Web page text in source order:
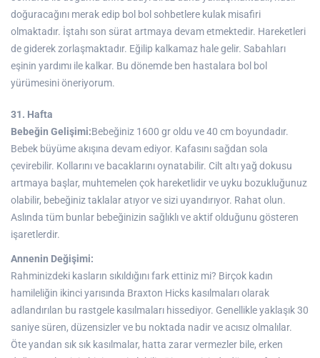
doğuracağını merak edip bol bol sohbetlere kulak misafiri
olmaktadır. İştahı son sürat artmaya devam etmektedir. Hareketleri
de giderek zorlaşmaktadır. Eğilip kalkamaz hale gelir. Sabahları
eşinin yardımı ile kalkar. Bu dönemde ben hastalara bol bol
yürümesini öneriyorum.
31. Hafta
Bebeğin Gelişimi:Bebeğiniz 1600 gr oldu ve 40 cm boyundadır.
Bebek büyüme akışına devam ediyor. Kafasını sağdan sola
çevirebilir. Kollarını ve bacaklarını oynatabilir. Cilt altı yağ dokusu
artmaya başlar, muhtemelen çok hareketlidir ve uyku bozukluğunuz
olabilir, bebeğiniz taklalar atıyor ve sizi uyandırıyor. Rahat olun.
Aslında tüm bunlar bebeğinizin sağlıklı ve aktif olduğunu gösteren
işaretlerdir.
Annenin Değişimi:
Rahminizdeki kasların sıkıldığını fark ettiniz mi? Birçok kadın
hamileliğin ikinci yarısında Braxton Hicks kasılmaları olarak
adlandırılan bu rastgele kasılmaları hissediyor. Genellikle yaklaşık 30
saniye süren, düzensizler ve bu noktada nadir ve acısız olmalılar.
Öte yandan sık sık kasılmalar, hatta zarar vermezler bile, erken